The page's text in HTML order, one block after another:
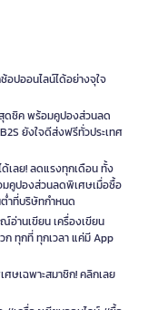
อปออนไลน์ได้อย่างจุใจ
ดชิค พร้อมคูปองส่วนลด
ยังใจดีส่งฟรีทั่วประเทศ
เลย! ลดแรงทุกเดือน ทั้ง
มคูปองส่วนลดพิเศษเมื่อซื้อ
ำที่บริษัทกำหนด
อ่านเขียน เครื่องเขียน
ก ทุกที่ ทุกเวลา แค่มี App
ศษเฉพาะสมาชิก! คลิกเลย